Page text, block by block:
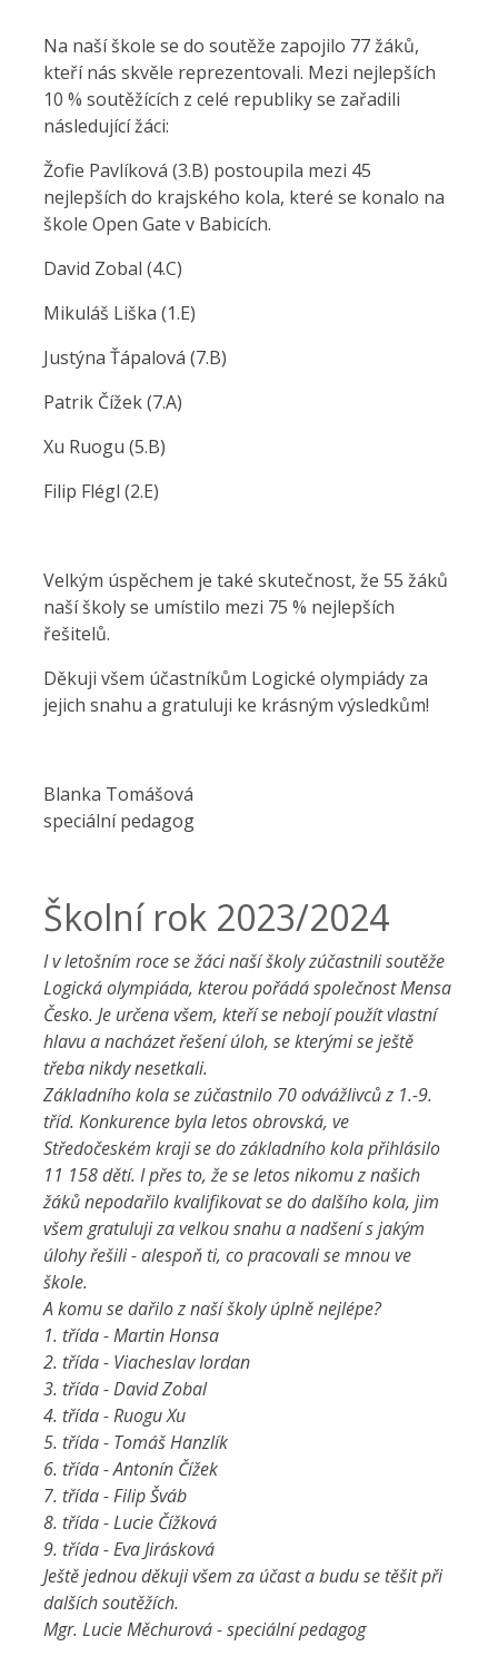
Na naší škole se do soutěže zapojilo 77 žáků,
kteří nás skvěle reprezentovali. Mezi nejlepších
10 % soutěžících z celé republiky se zařadili
následující žáci:
Žofie Pavlíková (3.B) postoupila mezi 45
nejlepších do krajského kola, které se konalo na
škole Open Gate v Babicích.
David Zobal (4.C)
Mikuláš Liška (1.E)
Justýna Ťápalová (7.B)
Patrik Čížek (7.A)
Xu Ruogu (5.B)
Filip Flégl (2.E)
Velkým úspěchem je také skutečnost, že 55 žáků
naší školy se umístilo mezi 75 % nejlepších
řešitelů.
Děkuji všem účastníkům Logické olympiády za
jejich snahu a gratuluji ke krásným výsledkům!
Blanka Tomášová
speciální pedagog
Školní rok 2023/2024
I v letošním roce se žáci naší školy zúčastnili soutěže
Logická olympiáda, kterou pořádá společnost Mensa
Česko. Je určena všem, kteří se nebojí použít vlastní
hlavu a nacházet řešení úloh, se kterými se ještě
třeba nikdy nesetkali.
Základního kola se zúčastnilo 70 odvážlivců z 1.-9.
tříd. Konkurence byla letos obrovská, ve
Středočeském kraji se do základního kola přihlásilo
11 158 dětí. I přes to, že se letos nikomu z našich
žáků nepodařilo kvalifikovat se do dalšího kola, jim
všem gratuluji za velkou snahu a nadšení s jakým
úlohy řešili - alespoň ti, co pracovali se mnou ve
škole.
A komu se dařilo z naší školy úplně nejlépe?
1. třída - Martin Honsa
2. třída - Viacheslav Iordan
3. třída - David Zobal
4. třída - Ruogu Xu
5. třída - Tomáš Hanzlík
6. třída - Antonín Čížek
7. třída - Filip Šváb
8. třída - Lucie Čížková
9. třída - Eva Jirásková
Ještě jednou děkuji všem za účast a budu se těšit při
dalších soutěžích.
Mgr. Lucie Měchurová - speciální pedagog